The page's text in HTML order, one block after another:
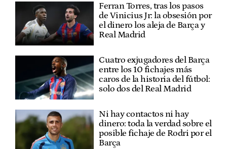
Ferran Torres, tras los pasos
de Vinicius Jr: la obsesión por
el dinero los aleja de Barça y
Real Madrid
Cuatro exjugadores del Barça
entre los 10 fichajes más
caros de la historia del fútbol:
solo dos del Real Madrid
Ni hay contactos ni hay
dinero: toda la verdad sobre el
posible fichaje de Rodri por el
Barça